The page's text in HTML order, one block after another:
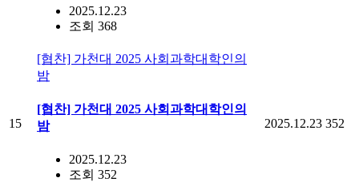
2025.12.23
조회 368
15
[협찬] 가천대 2025 사회과학대학인의
밤
[협찬] 가천대 2025 사회과학대학인의
밤
2025.12.23
조회 352
2025.12.23 352